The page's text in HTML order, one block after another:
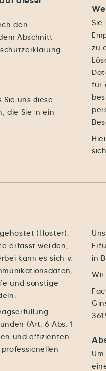
den
Abschnitt
uns diese
die Sie in ein
Sie
zu
für
(Hoster).
erfasst werden,
kann es sich v.
und sonstige
(Art. 6 Abs. 1
und effizienten
in
Wir